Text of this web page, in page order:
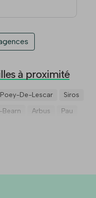
à proximité
Poey-De-Lescar
Siros
Bearn Arbus Pau